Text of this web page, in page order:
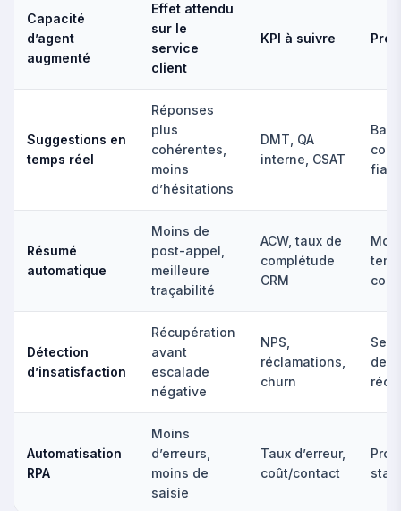
Capacité
d’agent
augmenté
Effet attendu
sur le
service
client
KPI à suivre
Suggestions en
temps réel
Réponses
plus
cohérentes,
moins
d’hésitations
DMT, QA
interne, CSAT
Résumé
automatique
Moins de
post-appel,
meilleure
traçabilité
ACW, taux de
complétude
CRM
Détection
d’insatisfaction
Récupération
avant
escalade
négative
NPS,
réclamations,
churn
de
Automatisation
RPA
Moins
d’erreurs,
moins de
saisie
Taux d’erreur,
coût/contact